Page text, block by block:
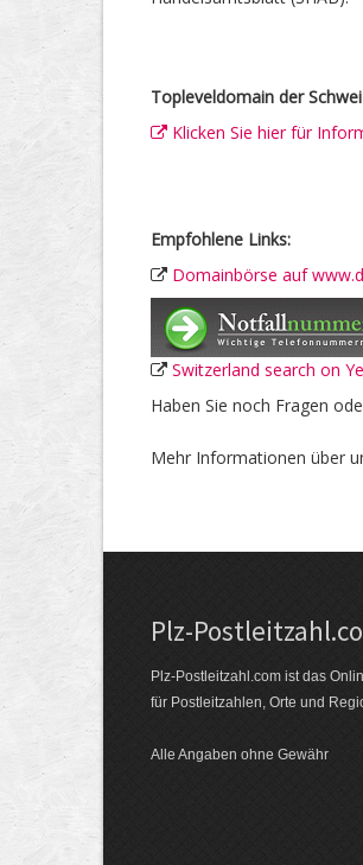
Topleveldomain der
Klicken Sie hier für
Empfohlene Links:
Domainbörse auf
Switzerland search on
Haben Sie noch Fragen
Mehr Informationen über
Plz-
Plz-Postleitzahl.com ist das
für Postleitzahlen, Orte und
Alle Angaben ohne Gewähr